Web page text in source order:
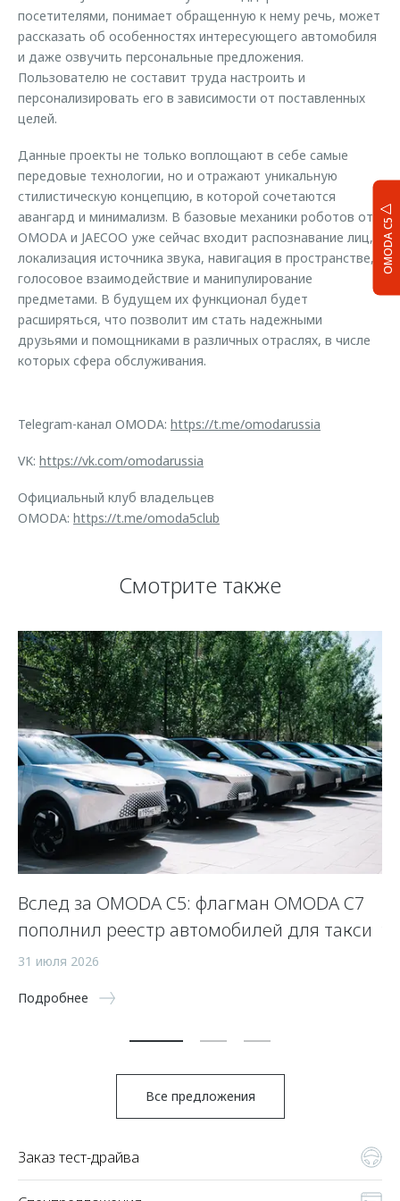
OMODA C5
посетителями, понимает обращенную к нему речь, может
рассказать об особенностях интересующего автомобиля
и даже озвучить персональные предложения.
Пользователю не составит труда настроить и
персонализировать его в зависимости от поставленных
целей.
Данные проекты не только воплощают в себе самые
передовые технологии, но и отражают уникальную
стилистическую концепцию, в которой сочетаются
авангард и минимализм. В базовые механики роботов от
OMODA и JAECOO уже сейчас входит распознавание лиц,
локализация источника звука, навигация в пространстве,
голосовое взаимодействие и манипулирование
предметами. В будущем их функционал будет
расширяться, что позволит им стать надежными
друзьями и помощниками в различных отраслях, в числе
которых сфера обслуживания.
Telegram-канал OMODA: https://t.me/omodarussia
VK: https://vk.com/omodarussia
Официальный клуб владельцев
OMODA: https://t.me/omoda5club
Смотрите также
Вслед за OMODA C5: флагман OMODA C7
пополнил реестр автомобилей для такси
31 июля 2026
Подробнее
Все предложения
Заказ тест-драйва